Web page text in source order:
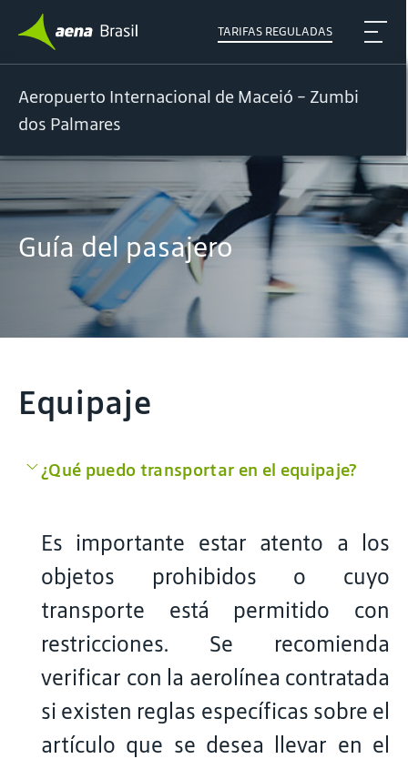
TARIFAS REGULADAS
Aeropuerto Internacional de Maceió - Zumbi
dos Palmares
Guía del pasajero
Equipaje
¿Qué puedo transportar en el equipaje?
Es importante estar atento a los
objetos prohibidos o cuyo
transporte está permitido con
restricciones. Se recomienda
verificar con la aerolínea contratada
si existen reglas específicas sobre el
artículo que se desea llevar en el